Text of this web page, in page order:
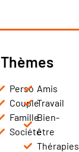
Thèmes
Perso
Couple
Famille
Société
Amis
Travail
Bien-
être
Thérapies